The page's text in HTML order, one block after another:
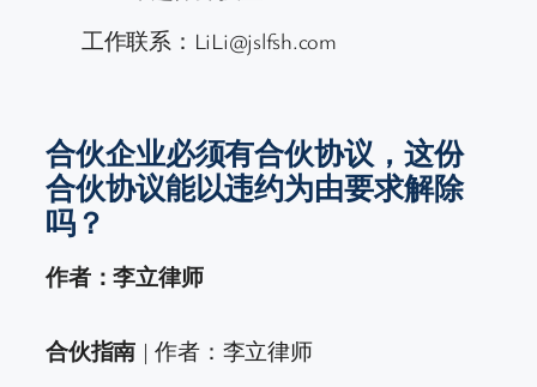
工作联系：LiLi@jslfsh.com
合伙企业必须有合伙协议，这份
合伙协议能以违约为由要求解除
吗？
作者：李立律师
合伙指南 | 作者：李立律师